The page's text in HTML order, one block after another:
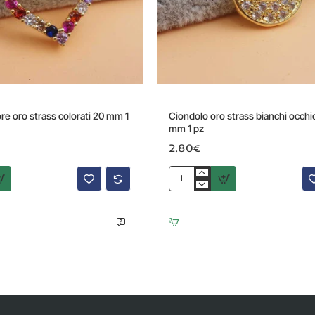
oro strass colorati 20 mm 1
Ciondolo oro strass bianchi
mm 1 pz
2.80€
Ciondolo
oro
bianchi
occhio